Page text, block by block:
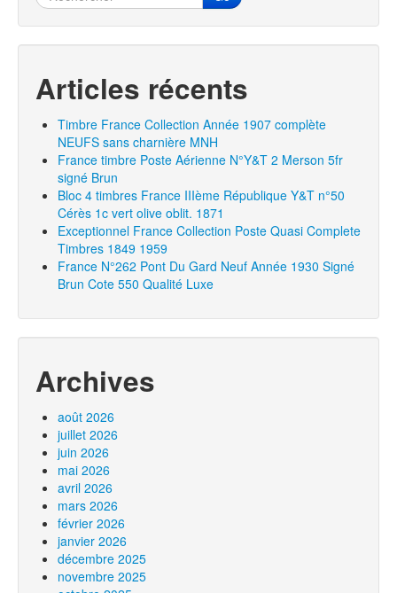
Articles récents
Timbre France Collection Année 1907 complète
NEUFS sans charnière MNH
France timbre Poste Aérienne N°Y&T 2 Merson 5fr
signé Brun
Bloc 4 timbres France IIIème République Y&T n°50
Cérès 1c vert olive oblit. 1871
Exceptionnel France Collection Poste Quasi Complete
Timbres 1849 1959
France N°262 Pont Du Gard Neuf Année 1930 Signé
Brun Cote 550 Qualité Luxe
Archives
août 2026
juillet 2026
juin 2026
mai 2026
avril 2026
mars 2026
février 2026
janvier 2026
décembre 2025
novembre 2025